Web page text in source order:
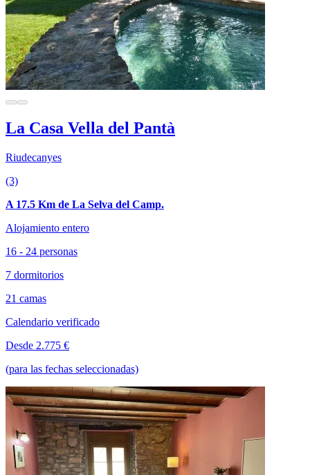
La Casa Vella del Pantà
Riudecanyes
(3)
A 17.5 Km de La Selva del Camp.
Alojamiento entero
16 - 24 personas
7 dormitorios
21 camas
Calendario verificado
Desde 2.775 €
(para las fechas seleccionadas)